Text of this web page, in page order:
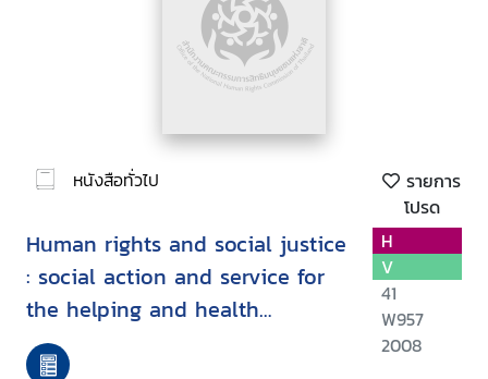
หนังสือทั่วไป
รายการ
โปรด
Human rights and social justice
: social action and service for
the helping and health
professions
H
V
41
W957
2008